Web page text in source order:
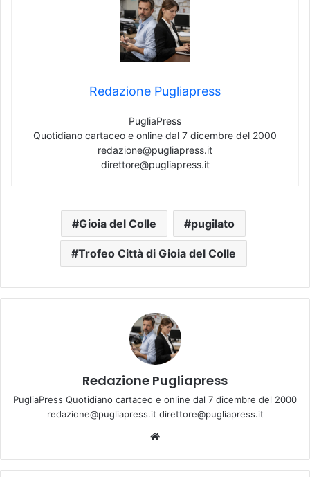
Redazione Pugliapress
PugliaPress
Quotidiano cartaceo e online dal 7 dicembre del 2000
redazione@pugliapress.it
direttore@pugliapress.it
Gioia del Colle pugilato
Trofeo Città di Gioia del Colle
Redazione Pugliapress
PugliaPress Quotidiano cartaceo e online dal 7 dicembre del 2000
redazione@pugliapress.it direttore@pugliapress.it